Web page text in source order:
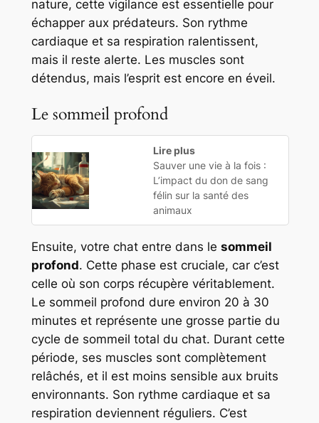
nature, cette vigilance est essentielle pour
échapper aux prédateurs. Son rythme
cardiaque et sa respiration ralentissent,
mais il reste alerte. Les muscles sont
détendus, mais l’esprit est encore en éveil.
Le sommeil profond
Lire plus
Sauver une vie à la fois :
L’impact du don de sang
félin sur la santé des
animaux
Ensuite, votre chat entre dans le sommeil
profond. Cette phase est cruciale, car c’est
celle où son corps récupère véritablement.
Le sommeil profond dure environ 20 à 30
minutes et représente une grosse partie du
cycle de sommeil total du chat. Durant cette
période, ses muscles sont complètement
relâchés, et il est moins sensible aux bruits
environnants. Son rythme cardiaque et sa
respiration deviennent réguliers. C’est